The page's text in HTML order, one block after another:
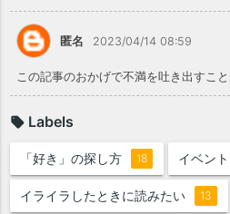
匿名 2023/04/14 08:59
この記事のおかげで不満を吐き出すこ
Labels
「好き」の探し方 18 イベン
イライラしたときに読みたい 13